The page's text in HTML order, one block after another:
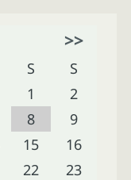
>>
S
S
1
2
8
9
15
16
22
23